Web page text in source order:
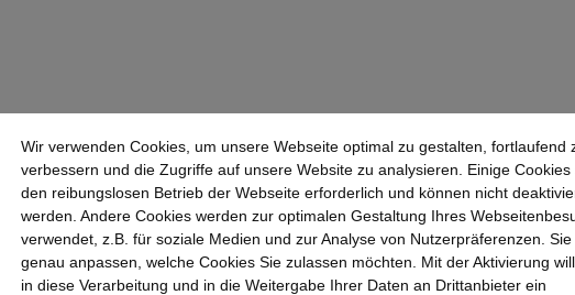
Wir verwenden Cookies, um unsere Webseite optimal zu gestalten, fortlaufend
verbessern und die Zugriffe auf unsere Website zu analysieren. Einige Cookies
den reibungslosen Betrieb der Webseite erforderlich und können nicht
werden. Andere Cookies werden zur optimalen Gestaltung Ihres
verwendet, z.B. für soziale Medien und zur Analyse von Nutzerpräferenzen. Sie
genau anpassen, welche Cookies Sie zulassen möchten. Mit der Aktivierung
in diese Verarbeitung und in die Weitergabe Ihrer Daten an Drittanbieter ein